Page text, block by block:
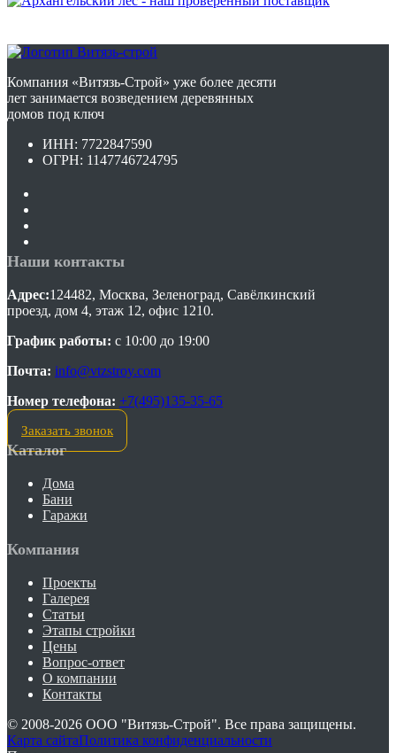
Компания «Витязь-Строй» уже более десяти
лет занимается возведением деревянных
домов под ключ
ИНН: 7722847590
ОГРН: 1147746724795
Наши контакты
Адрес:124482, Москва, Зеленоград, Савёлкинский
проезд, дом 4, этаж 12, офис 1210.
График работы: с 10:00 до 19:00
Почта: info@vtzstroy.com
Номер телефона: +7(495)135-35-65
Заказать звонок
Каталог
Дома
Бани
Гаражи
Компания
Проекты
Галерея
Статьи
Этапы стройки
Цены
Вопрос-ответ
О компании
Контакты
© 2008-2026 ООО "Витязь-Строй". Все права защищены.
Карта сайтаПолитика конфиденциальности